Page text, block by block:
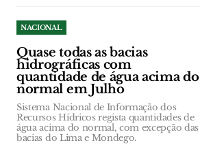
NACIONAL
Quase todas as bacias
hidrográficas com
quantidade de água acima do
normal em Julho
Sistema Nacional de Informação dos
Recursos Hídricos regista quantidades de
água acima do normal, com excepção das
bacias do Lima e Mondego.